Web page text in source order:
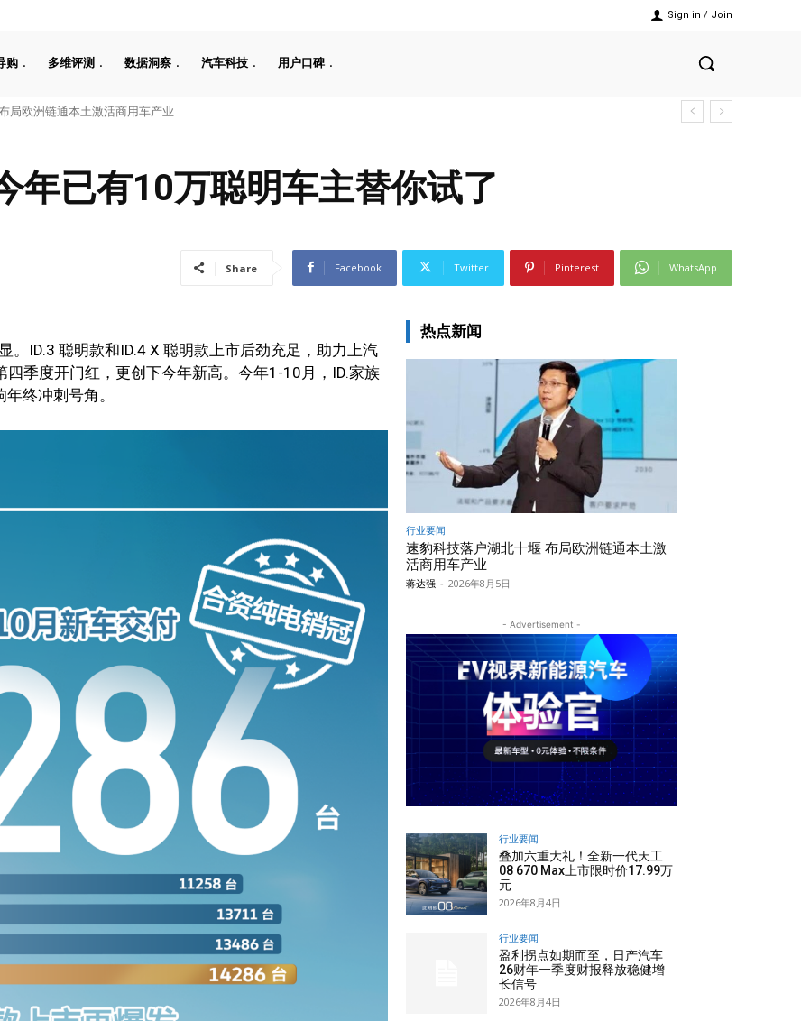
Sign in / Join
购 多维评测 数据洞察 汽车科技 用户口碑
工08 670 Max上市限时价17.99万元
年已有10万聪明车主替你试了
Share Facebook Twitter Pinterest WhatsApp
。ID.3 聪明款和ID.4 X 聪明款上市后劲充足，助力上汽
季度开门红，更创下今年新高。今年1-10月，ID.家族
终冲刺号角。
热点新闻
行业要闻
速豹科技落户湖北十堰 布局欧洲链通本土激
活商用车产业
蒋达强 - 2026年8月5日
- Advertisement -
行业要闻
叠加六重大礼！全新一代天工
08 670 Max上市限时价17.99万
元
2026年8月4日
行业要闻
盈利拐点如期而至，日产汽车
26财年一季度财报释放稳健增
长信号
2026年8月4日